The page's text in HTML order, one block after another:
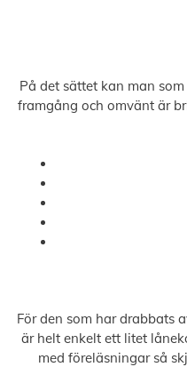
På det sättet kan man
framgång och omvänt är
För den som har drabbats
är helt enkelt ett litet
med föreläsningar så